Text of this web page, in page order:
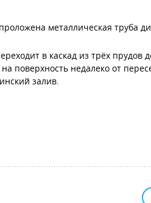
металлическая труба
в каскад из трёх прудов
поверхность недалеко от
залив.